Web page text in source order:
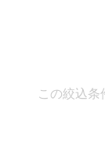
この絞込